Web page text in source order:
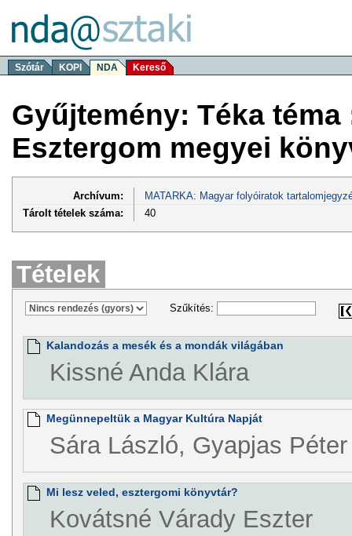
Szótár KOPI NDA Kereső
Gyűjtemény: Téka téma
Esztergom megyei
Archívum:
MATARKA: Magyar folyóiratok
Tárolt tételek száma:
40
Tételek
Szűkítés:
Kalandozás a mesék és a mondák világában
Kissné Anda Klára
Megünnepeltük a Magyar Kultúra Napját
Sára László, Gyapjas Péter
Mi lesz veled, esztergomi könyvtár?
Kovátsné Várady Eszter